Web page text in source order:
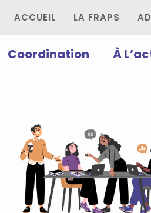
ACCUEIL LA FRAPS
Coordination À